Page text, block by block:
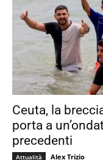
Ceuta, la
porta a
precedenti
Attualità Alex Trizio